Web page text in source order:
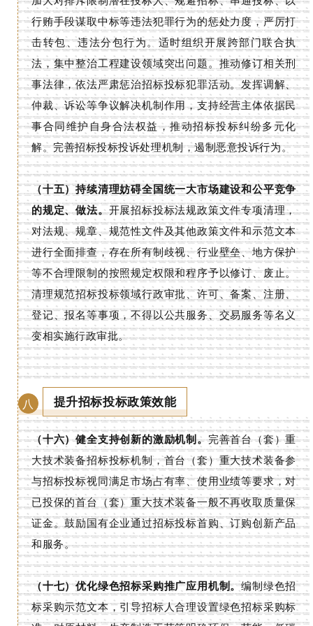
行贿手段谋取中标等违法犯罪行为的惩处力度，严厉打
击转包、违法分包行为。适时组织开展跨部门联合执
法，集中整治工程建设领域突出问题。推动修订相关刑
事法律，依法严肃惩治招标投标犯罪活动。发挥调解、
仲裁、诉讼等争议解决机制作用，支持经营主体依据民
事合同维护自身合法权益，推动招标投标纠纷多元化
解。完善招标投标投诉处理机制，遏制恶意投诉行为。
（十五）持续清理妨碍全国统一大市场建设和公平竞争
的规定、做法。开展招标投标法规政策文件专项清理，
对法规、规章、规范性文件及其他政策文件和示范文本
进行全面排查，存在所有制歧视、行业壁垒、地方保护
等不合理限制的按照规定权限和程序予以修订、废止。
清理规范招标投标领域行政审批、许可、备案、注册、
登记、报名等事项，不得以公共服务、交易服务等名义
变相实施行政审批。
八 提升招标投标政策效能
（十六）健全支持创新的激励机制。完善首台（套）重
大技术装备招标投标机制，首台（套）重大技术装备参
与招标投标视同满足市场占有率、使用业绩等要求，对
已投保的首台（套）重大技术装备一般不再收取质量保
证金。鼓励国有企业通过招标投标首购、订购创新产品
和服务。
（十七）优化绿色招标采购推广应用机制。编制绿色招
标采购示范文本，引导招标人合理设置绿色招标采购标